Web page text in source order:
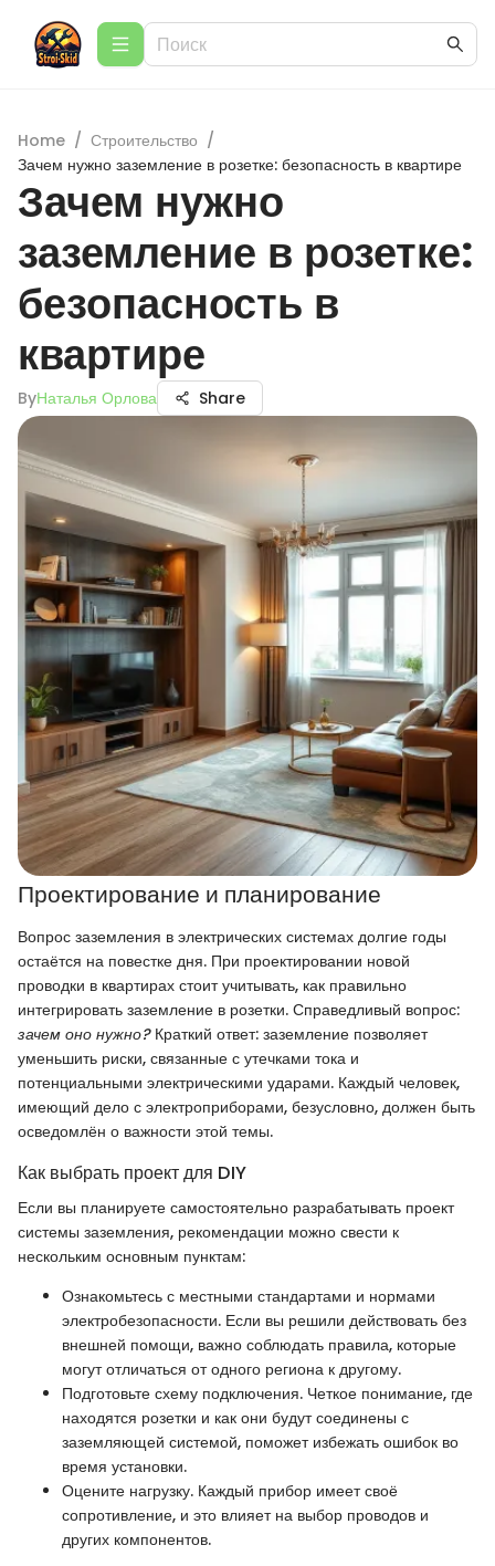
Home / Строительство /
Зачем нужно заземление в розетке: безопасность в квартире
Зачем нужно
заземление в розетке:
безопасность в
квартире
ByНаталья Орлова Share
Проектирование и планирование
Вопрос заземления в электрических системах долгие годы
остаётся на повестке дня. При проектировании новой
проводки в квартирах стоит учитывать, как правильно
интегрировать заземление в розетки. Справедливый вопрос:
зачем оно нужно?Краткий ответ: заземление позволяет
уменьшить риски, связанные с утечками тока и
потенциальными электрическими ударами. Каждый человек,
имеющий дело с электроприборами, безусловно, должен быть
осведомлён о важности этой темы.
Как выбрать проект для DIY
Если вы планируете самостоятельно разрабатывать проект
системы заземления, рекомендации можно свести к
нескольким основным пунктам:
Ознакомьтесь с местными стандартами и нормами
электробезопасности. Если вы решили действовать без
внешней помощи, важно соблюдать правила, которые
могут отличаться от одного региона к другому.
Подготовьте схему подключения. Четкое понимание, где
находятся розетки и как они будут соединены с
заземляющей системой, поможет избежать ошибок во
время установки.
Оцените нагрузку. Каждый прибор имеет своё
сопротивление, и это влияет на выбор проводов и
других компонентов.